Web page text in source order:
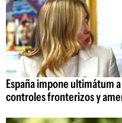
España impone ultimátum
controles fronterizos y